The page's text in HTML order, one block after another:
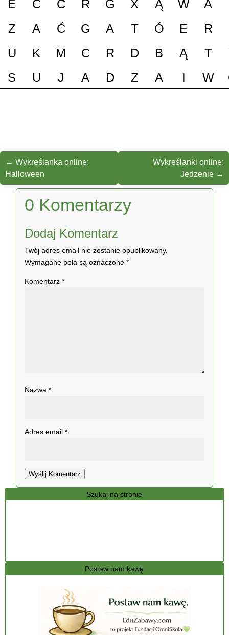
Szukaj na stronie
Postaw nam kawę
← Wykreślanka online:
Halloween
Wykreślanki online:
Jedzenie →
0 Komentarzy
Dodaj Komentarz
Twój adres email nie zostanie opublikowany.
Wymagane pola są oznaczone*
Komentarz*
Nazwa*
Adres email*
Wyślij Komentarz